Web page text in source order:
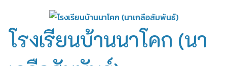
content
โรงเรียนบ้านนาโคก (นา